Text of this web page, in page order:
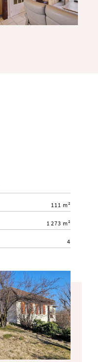
111 m²
1 273 m²
4